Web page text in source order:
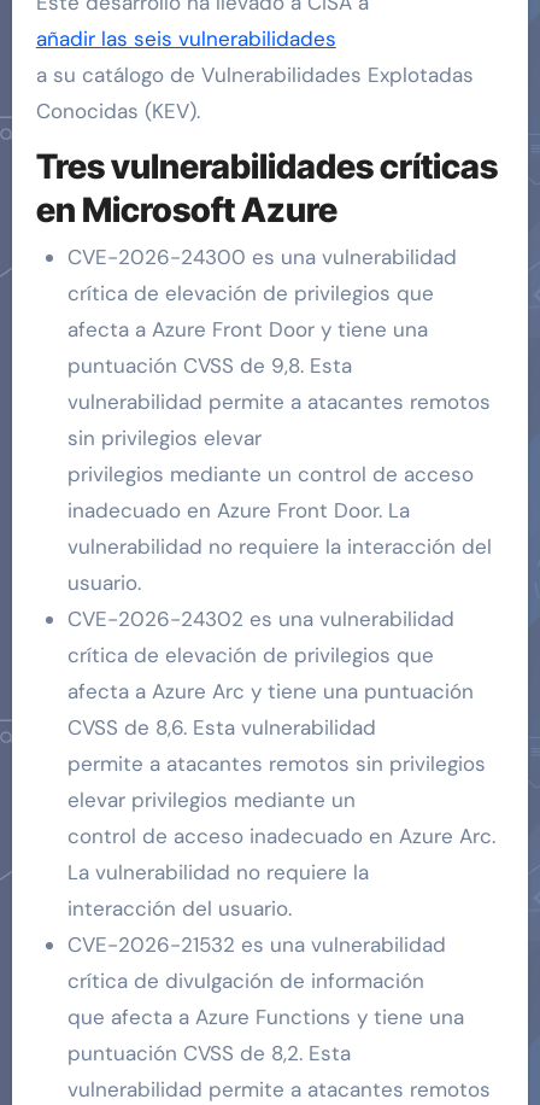
añadir las seis vulnerabilidades
a su catálogo de Vulnerabilidades Explotadas
Conocidas (KEV).
Tres vulnerabilidades críticas
en Microsoft Azure
CVE-2026-24300 es una vulnerabilidad
crítica de elevación de privilegios que
afecta a Azure Front Door y tiene una
puntuación CVSS de 9,8. Esta
vulnerabilidad permite a atacantes remotos
sin privilegios elevar
privilegios mediante un control de acceso
inadecuado en Azure Front Door. La
vulnerabilidad no requiere la interacción del
usuario.
CVE-2026-24302 es una vulnerabilidad
crítica de elevación de privilegios que
afecta a Azure Arc y tiene una puntuación
CVSS de 8,6. Esta vulnerabilidad
permite a atacantes remotos sin privilegios
elevar privilegios mediante un
control de acceso inadecuado en Azure Arc.
La vulnerabilidad no requiere la
interacción del usuario.
CVE-2026-21532 es una vulnerabilidad
crítica de divulgación de información
que afecta a Azure Functions y tiene una
puntuación CVSS de 8,2. Esta
vulnerabilidad permite a atacantes remotos